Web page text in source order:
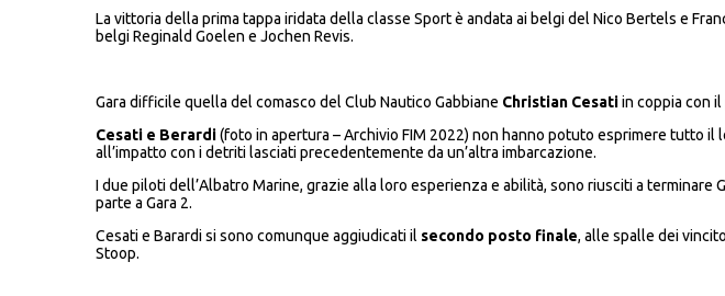
La vittoria della prima tappa iridata della classe Sport è andata ai belgi del Nico Bertels e
belgi Reginald Goelen e Jochen Revis.
Gara difficile quella del comasco del Club Nautico Gabbiane Christian Cesatiin coppia con
Cesati e Berardi(foto in apertura – Archivio FIM 2022) non hanno potuto esprimere tutto
all’impatto con i detriti lasciati precedentemente da un’altra imbarcazione.
I due piloti dell’Albatro Marine, grazie alla loro esperienza e abilità, sono riusciti a
parte a Gara 2.
Cesati e Barardi si sono comunque aggiudicati il secondo posto finale, alle spalle dei
Stoop.